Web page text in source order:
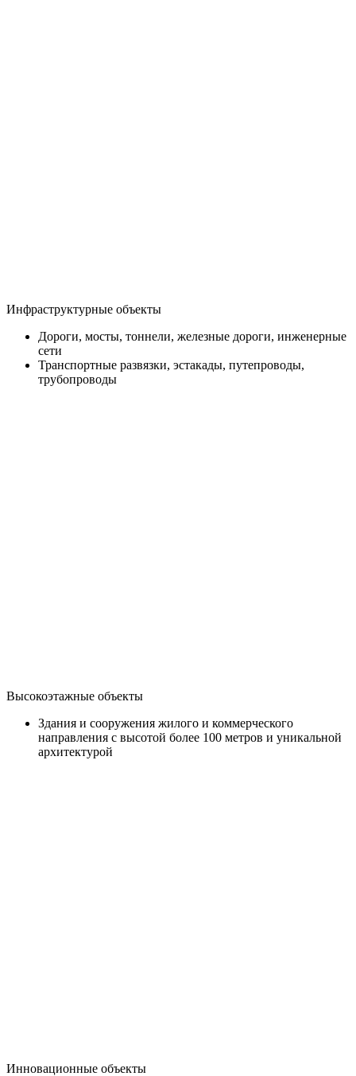
Инфраструктурные объекты
Дороги, мосты, тоннели, железные дороги, инженерные
сети
Транспортные развязки, эстакады, путепроводы,
трубопроводы
Высокоэтажные объекты
Здания и сооружения жилого и коммерческого
направления с высотой более 100 метров и уникальной
архитектурой
Инновационные объекты